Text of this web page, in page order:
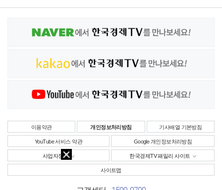
이용약관 개인정보처리방침 기사배열 기본방침
YouTube 서비스 약관 Google 개인정보처리방침
사업자정보 한국경제TV 패밀리 사이트
사이트맵